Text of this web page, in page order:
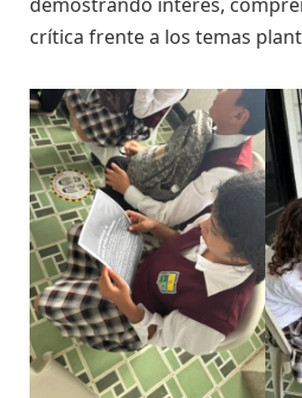
demostrando interés,
crítica frente a los temas